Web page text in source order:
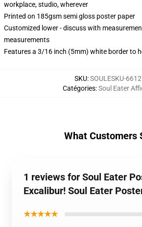
workplace, studio, wherever
Printed on 185gsm semi gloss poster paper
Customized lower - discuss with
measurements
Features a 3/16 inch (5mm) white border to
SKU:SOULESKU-
Catégories:Soul Eater
What Customers
1 reviews for Soul Eater
Excalibur! Soul Eater
★★★★★